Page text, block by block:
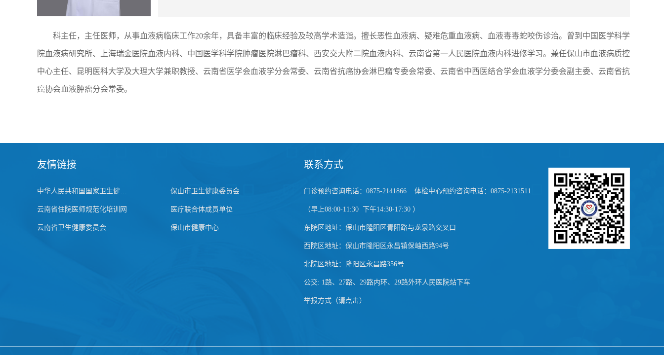
科主任，主任医师，从事血液病临床工作20余年，具备丰富的临床经验及较高学术造诣。擅长恶性血液病、疑难危重血液病、血液毒毒蛇咬伤诊治。曾到中国医学科学
院血液病研究所、上海瑞金医院血液内科、中国医学科学院肿瘤医院淋巴瘤科、西安交大附二院血液内科、云南省第一人民医院血液内科进修学习。兼任保山市血液病质控
中心主任、昆明医科大学及大理大学兼职教授、云南省医学会血液学分会常委、云南省抗癌协会淋巴瘤专委会常委、云南省中西医结合学会血液学分委会副主委、云南省抗
癌协会血液肿瘤分会常委。
友情链接
中华人民共和国国家卫生健康委员会 保山市卫生健康委员会
云南省住院医师规范化培训网 医疗联合体成员单位
云南省卫生健康委员会 保山市健康中心
联系方式
门诊预约咨询电话：0875-2141866 体检中心预约咨询电话：0875-2131511
（早上08:00-11:30 下午14:30-17:30 ）
东院区地址：保山市隆阳区青阳路与龙泉路交叉口
西院区地址：保山市隆阳区永昌镇保岫西路94号
北院区地址：隆阳区永昌路356号
公交: 1路、27路、29路内环、29路外环人民医院站下车
举报方式（请点击）